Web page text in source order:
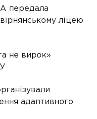
передала
ліцею
не вирок»
адаптивного